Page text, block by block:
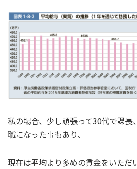
私の場合、少し頑張って30代で課長
職になった事もあり、
現在は平均より多めの賃金をいただ